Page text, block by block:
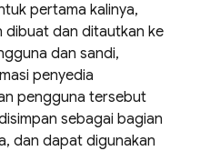
pertama kalinya,
dibuat dan ditautkan ke
dan sandi,
penyedia
pengguna tersebut
sebagai bagian
dan dapat digunakan